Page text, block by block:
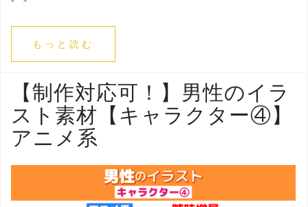
もっと読む
【制作対応可！】男性のイラ
スト素材【キャラクター④】
アニメ系